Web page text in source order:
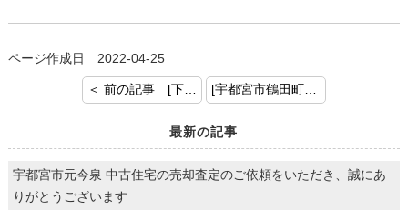
ページ作成日 2022-04-25
＜ 前の記事 [下都賀郡野木町 戸建 ご契約おめでとうございます] [宇都宮市鶴田町 戸建 お預かりいたしました！] 次の記事 ＞
最新の記事
宇都宮市元今泉 中古住宅の売却査定のご依頼をいただき、誠にあ
りがとうございます